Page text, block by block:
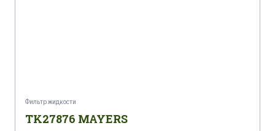
Фильтр жидкости
TK27876 MAYERS